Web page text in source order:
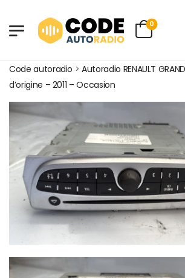
0
Code autoradio >Autoradio RENAULT GRAND
d’origine – 2011 – Occasion